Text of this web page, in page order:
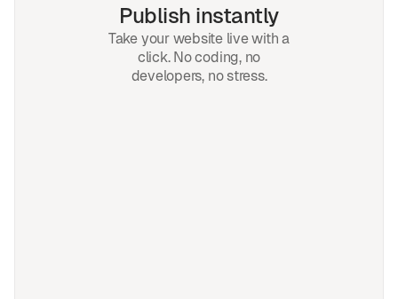
Publish instantly
Take your website live with a
click. No coding, no
developers, no stress.